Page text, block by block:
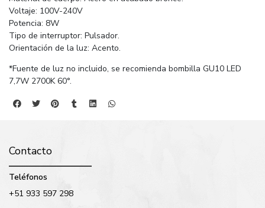
Voltaje: 100V-240V
Potencia: 8W
Tipo de interruptor: Pulsador.
Orientación de la luz: Acento.
*Fuente de luz no incluido, se recomienda bombilla GU10 LED
7,7W 2700K 60°.
Contacto
Teléfonos
+51 933 597 298